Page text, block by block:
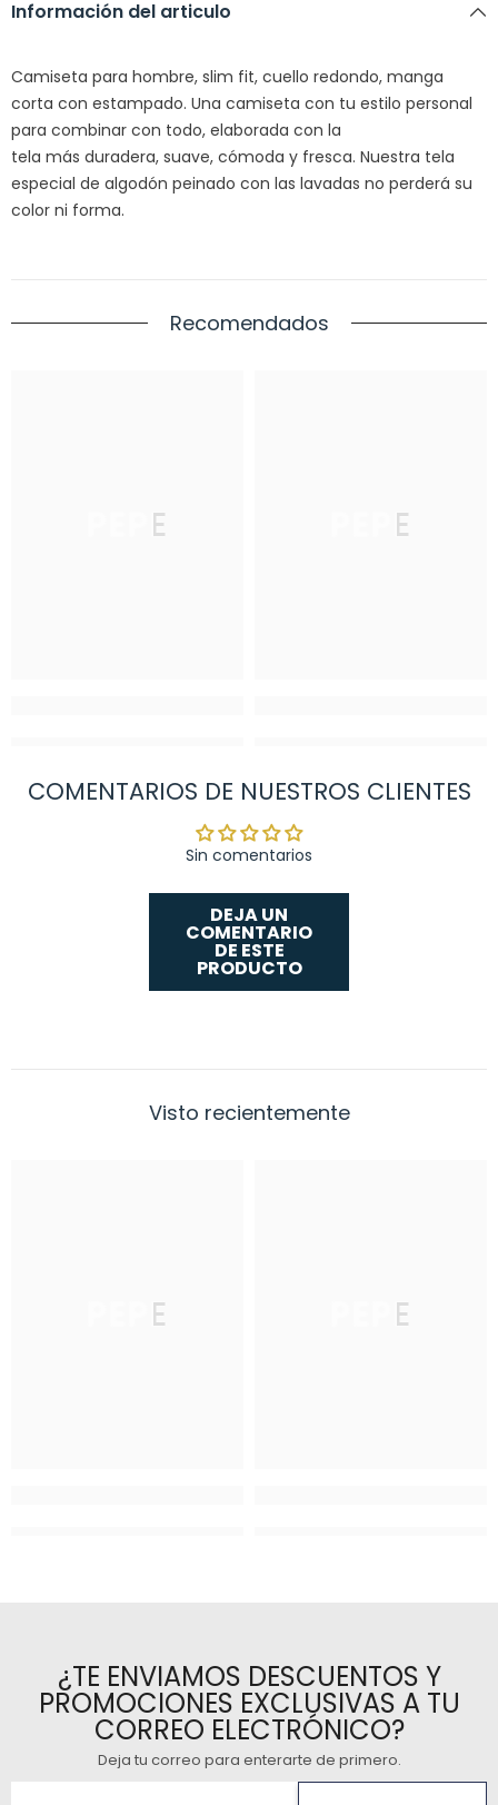
Información del articulo
Camiseta para hombre, slim fit, cuello redondo, manga
corta con estampado. Una camiseta con tu estilo personal
para combinar con todo, elaborada con la
tela más duradera, suave, cómoda y fresca. Nuestra tela
especial de algodón peinado con las lavadas no perderá su
color ni forma.
Recomendados
PEPE PEPE
COMENTARIOS DE NUESTROS CLIENTES
Sin comentarios
DEJA UN
COMENTARIO
DE ESTE
PRODUCTO
Visto recientemente
PEPE PEPE
¿TE ENVIAMOS DESCUENTOS Y
PROMOCIONES EXCLUSIVAS A TU
CORREO ELECTRÓNICO?
Deja tu correo para enterarte de primero.